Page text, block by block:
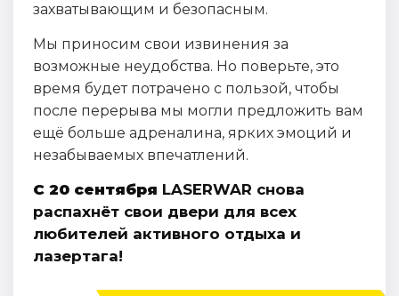
захватывающим и безопасным.
Мы приносим свои извинения за
возможные неудобства. Но поверьте, это
время будет потрачено с пользой, чтобы
после перерыва мы могли предложить вам
ещё больше адреналина, ярких эмоций и
незабываемых впечатлений.
С 20 сентября LASERWAR снова
распахнёт свои двери для всех
любителей активного отдыха и
лазертага!